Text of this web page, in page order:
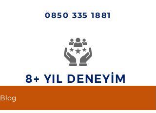
0850 335 1881
8+ YIL DENEYİM
Blog